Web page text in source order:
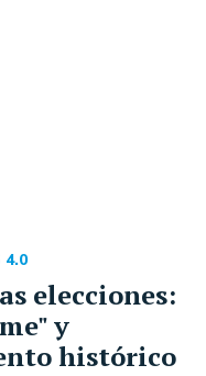
elecciones:
y
histórico
4.0